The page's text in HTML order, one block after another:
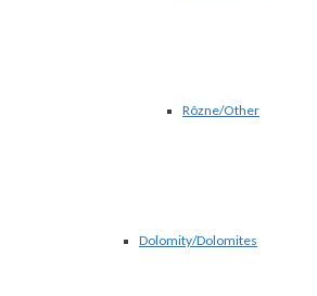
Rôzne/Other
Dolomity/Dolomites